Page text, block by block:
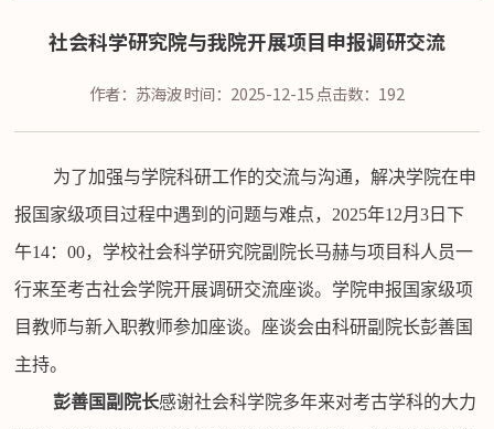
社会科学研究院与我院开展项目申报调研交流
作者：苏海波时间：2025-12-15点击数： 192
为了加强与学院科研工作的交流与沟通，解决学院在申
报国家级项目过程中遇到的问题与难点，2025年12月3 日下
午14：00，学校社会科学研究院副院长马赫与项目科人员一
行来至考古社会学院开展调研交流座谈。学院申报国家级项
目教师与新入职教师参加座谈。座谈会由科研副院长彭善国
主持。
彭善国副院长感谢社会科学院多年来对考古学科的大力